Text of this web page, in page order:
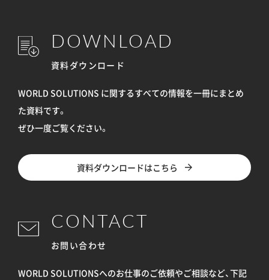
DOWNLOAD
資料ダウンロード
WORLD SOLUTIONS に関するすべての情報を一冊にまとめ
た資料です。
ぜひ一度ご覧ください。
資料ダウンロードはこちら
CONTACT
お問い合わせ
WORLD SOLUTIONSへのお仕事のご依頼やご相談など、下記